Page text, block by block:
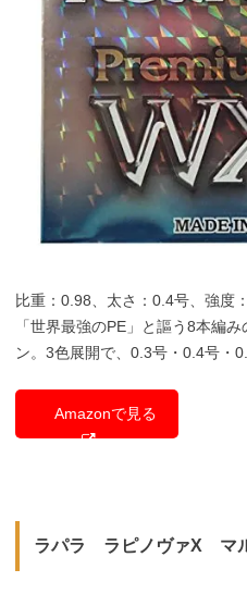
比重：0.98、太さ：0.4号、強度
「世界最強のPE」と謳う8本編
ン。3色展開で、0.3号・0.4号・
Amazonで見る
ラパラ ラピノヴァX マ